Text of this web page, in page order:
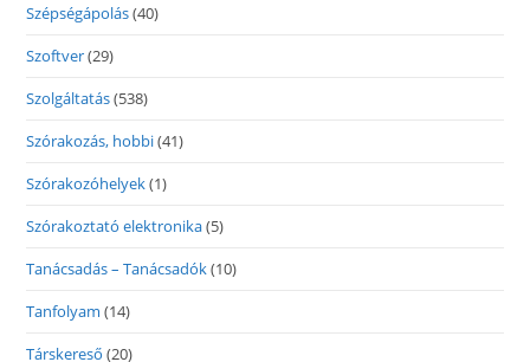
Szépségápolás(40)
Szoftver(29)
Szolgáltatás(538)
Szórakozás, hobbi(41)
Szórakozóhelyek(1)
Szórakoztató elektronika(5)
Tanácsadás – Tanácsadók(10)
Tanfolyam (14)
Társkereső (20)